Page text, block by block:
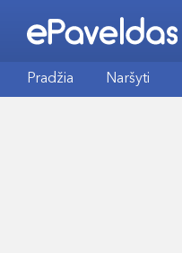
Pradžia Naršyti